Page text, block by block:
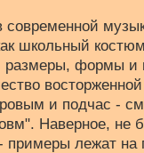
школьный
размеры, формы и
и подчас -
Наверное, не
лежат на